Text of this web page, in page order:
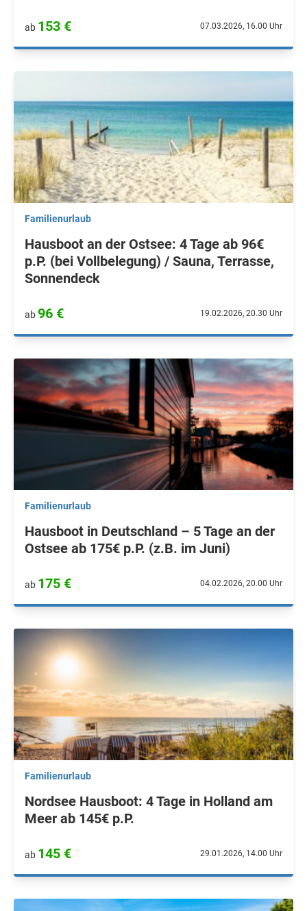
ab 153 € 07.03.2026, 16.00 Uhr
Familienurlaub
Hausboot an der Ostsee: 4 Tage ab 96€
p.P. (bei Vollbelegung) / Sauna, Terrasse,
Sonnendeck
ab96 € 19.02.2026, 20.30 Uhr
Familienurlaub
Hausboot in Deutschland – 5 Tage an der
Ostsee ab 175€ p.P. (z.B. im Juni)
ab 175 € 04.02.2026, 20.00 Uhr
Familienurlaub
Nordsee Hausboot: 4 Tage in Holland am
Meer ab 145€ p.P.
ab 145 € 29.01.2026, 14.00 Uhr